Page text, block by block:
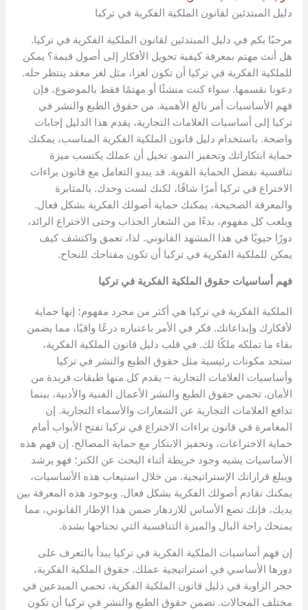
دليل المبتدئين لقانون الملكية الفكرية في تركيا
مرحبًا بكم في دليل المبتدئين لقانون الملكية الفكرية في تركيا.
هل أنت مهتم بمعرفة كيفية تحويل الأفكار إلى أصول قيمة؟ يمكن
للملكية الفكرية في تركيا أن تكون لغزا، مثل لغز معقد ينتظر حله.
دعونا نقسمها. سواء كنت منشئًا أو مهتمًا فقط بالموضوع، فإن
فهم الأساسيات أمر بالغ الأهمية. من حقوق الطبع والنشر في
تركيا إلى أساسيات العلامات التجارية، يقدم هذا الدليل إجابات
واضحة. باستخدام دليل قانون الملكية الفكرية المناسب، يمكنك
حماية ابتكاراتك وتحفيز النمو. تخيل أن عملك يكتسب ميزة
تنافسية بفضل الحماية القوية. قد يبدو التعامل مع قانون براءات
الاختراع في تركيا أمرًا شاقًا، لكنك لست وحدك. بالمثابرة
والمعرفة الصحيحة، يمكنك حماية أصولك الفكرية بشكل فعال.
ويلعب كل مفهوم، بدءًا من الشعار الجذاب وحتى الاختراع الرائد،
دورًا حيويًا في هذا المشهد القانوني. لذا، تعمق واكتشف كيف
يمكن للملكية الفكرية في تركيا أن تكون مفتاحك للنجاح.
فهم أساسيات حقوق الملكية الفكرية في تركيا
الملكية الفكرية في تركيا هي أكثر من مجرد مفهوم؛ إنها حماية
لأفكارك وإبداعاتك. فكر في الأمر باعتباره درعًا واقيًا، مما يضمن
بقاء ما تملكه ملكًا لك. في قلب دليل قانون الملكية الفكرية،
ستجد مكونات رئيسية مثل حقوق الطبع والنشر في تركيا
وأساسيات العلامات التجارية – يقدم كل منها طبقات فريدة من
الأمان. تحمي حقوق الطبع والنشر الأعمال الفنية والأدبية، بينما
تدافع العلامات التجارية عن الشعارات والأسماء التجارية. إن
المغامرة في قانون براءات الاختراع في تركيا تفتح الأبواب أمام
حماية الاختراعات، وتحفيز الابتكار مع حماية المصالح. إن فهم هذه
الأساسيات يشبه وجود خريطة أثناء البحث عن الكنز؛ فهو يرشد
ويبلغ قراراتك الإستراتيجية. من خلال استيعاب هذه الأساسيات،
يمكنك تقادم أصولك الفكرية بشكل فعال. وبوجود هذه المعرفة بين
يديك، فإنك تضع الأساس للازدهار ضمن هذا الإطار القانوني، مما
يمنحك راحة البال والميزة التنافسية التي تحتاجها بشدة.
إن فهم أساسيات الملكية الفكرية في تركيا يبدأ بالتعرف على
دورها الأساسي في استراتيجية عملك. حقوق الملكية الفكرية،
حجر الزاوية في دليل قانون الملكية الفكرية، تحمي المبدعين في
مختلف المجالات. تضمن حقوق الطبع والنشر في تركيا أن تكون